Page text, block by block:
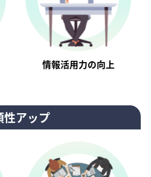
情報活⽤⼒の向上
性アップ